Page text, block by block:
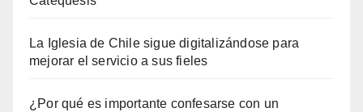
La Iglesia de Chile sigue digitalizándose para
mejorar el servicio a sus fieles
¿Por qué es importante confesarse con un